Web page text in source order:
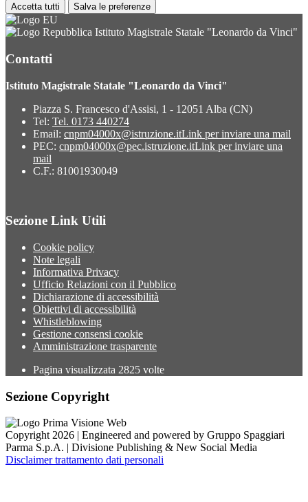
Accetta tutti Salva le preferenze
Istituto Magistrale Statale "Leonardo da Vinci"
Contatti
Istituto Magistrale Statale "Leonardo da Vinci"
Piazza S. Francesco d'Assisi, 1 - 12051 Alba (CN)
Tel: Tel. 0173 440274
Email: cnpm04000x@istruzione.itLink per inviare una mail
PEC: cnpm04000x@pec.istruzione.itLink per inviare una
mail
C.F.: 81001930049
Sezione Link Utili
Cookie policy
Note legali
Informativa Privacy
Ufficio Relazioni con il Pubblico
Dichiarazione di accessibilità
Obiettivi di accessibilità
Whistleblowing
Gestione consensi cookie
Amministrazione trasparente
Pagina visualizzata 2825 volte
Sezione Copyright
Copyright 2026 | Engineered and powered by Gruppo Spaggiari
Parma S.p.A. | Divisione Publishing & New Social Media
Disclaimer trattamento dati personali